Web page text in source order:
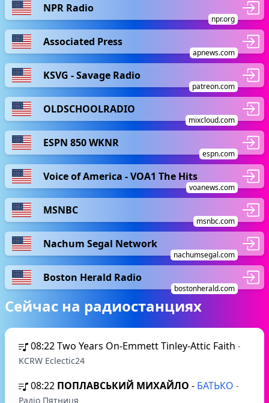
NPR Radio
npr.org
Associated Press
apnews.com
KSVG - Savage Radio
patreon.com
OLDSCHOOLRADIO
mixcloud.com
ESPN 850 WKNR
espn.com
Voice of America - VOA1 The Hits
voanews.com
MSNBC
msnbc.com
Nachum Segal Network
nachumsegal.com
Boston Herald Radio
bostonherald.com
Сейчас на радиостанциях
08:22Two Years On-Emmett Tinley-Attic Faith -
KCRW Eclectic24
08:22 ПОПЛАВСЬКИЙ МИХАЙЛО - БАТЬКО -
Радіо Пятниця